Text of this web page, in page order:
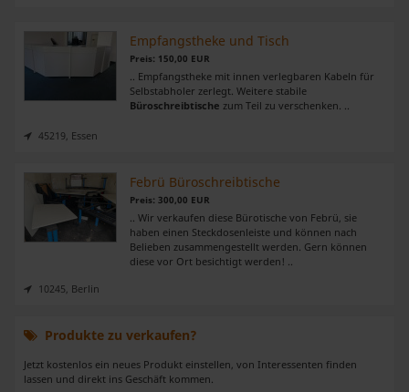
Empfangstheke und Tisch
Preis: 150,00 EUR
.. Empfangstheke mit innen verlegbaren Kabeln für
Selbstabholer zerlegt. Weitere stabile
Büroschreibtische zum Teil zu verschenken. ..
45219, Essen
Febrü Büroschreibtische
Preis: 300,00 EUR
.. Wir verkaufen diese Bürotische von Febrü, sie
haben einen Steckdosenleiste und können nach
Belieben zusammengestellt werden. Gern können
diese vor Ort besichtigt werden! ..
10245, Berlin
Produkte zu verkaufen?
Jetzt kostenlos ein neues Produkt einstellen, von Interessenten finden
lassen und direkt ins Geschäft kommen.